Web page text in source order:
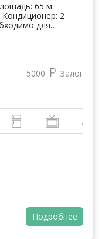
5000 Залог
Подробнее